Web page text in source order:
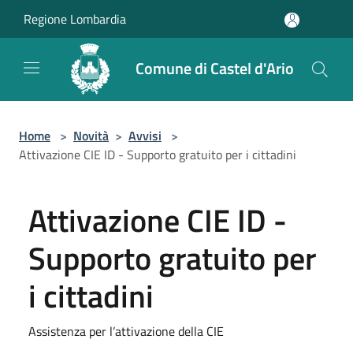
Regione Lombardia
Comune di Castel d'Ario
Home > Novità > Avvisi >
Attivazione CIE ID - Supporto gratuito per i cittadini
Attivazione CIE ID -
Supporto gratuito per
i cittadini
Assistenza per l’attivazione della CIE